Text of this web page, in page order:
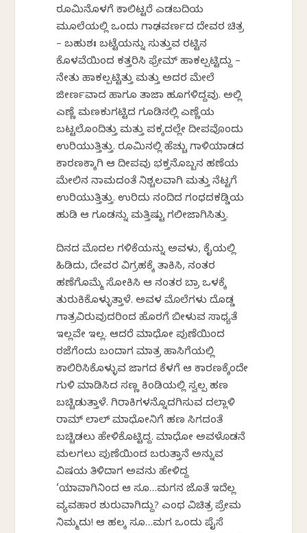
ರೂಮಿನೊಳಗೆ ಕಾಲಿಟ್ಟರೆ ಎಡಬದಿಯ
ಮೂಲೆಯಲ್ಲಿ ಒಂದು ಗಾಢವರ್ಣದ ದೇವರ ಚಿತ್ರ
– ಬಹುಶಃ ಬಟ್ಟೆಯನ್ನು ಸುತ್ತುವ ರಟ್ಟಿನ
ಕೊಳವೆಯಿಂದ ಕತ್ತರಿಸಿ ಫ್ರೇಮ್ ಹಾಕಲ್ಪಟ್ಟಿದ್ದು –
ನೇತು ಹಾಕಲ್ಪಟ್ಟಿತ್ತು ಮತ್ತು ಅದರ ಮೇಲೆ
ಜೀರ್ಣವಾದ ಹಾಗೂ ತಾಜಾ ಹೂಗಳಿದ್ದವು. ಅಲ್ಲಿ
ಎಣ್ಣೆ ಮಣಕುಗಟ್ಟಿದ ಗೂಡಿನಲ್ಲಿ ಎಣ್ಣೆಯ
ಬಟ್ಟಲೊಂದಿತ್ತು ಮತ್ತು ಪಕ್ಕದಲ್ಲೇ ದೀಪವೊಂದು
ಉರಿಯುತ್ತಿತ್ತು. ರೂಮಿನಲ್ಲಿ ಹೆಚ್ಚು ಗಾಳಿಯಾಡದ
ಕಾರಣಕ್ಕಾಗಿ ಆ ದೀಪವು ಭಕ್ತನೊಬ್ಬನ ಹಣೆಯ
ಮೇಲಿನ ನಾಮದಂತೆ ನಿಶ್ಚಲವಾಗಿ ಮತ್ತು ನೆಟ್ಟಗೆ
ಉರಿಯುತ್ತಿತ್ತು. ಉರಿದು ನಂದಿದ ಗಂಧದಕಡ್ಡಿಯ
ಹುಡಿ ಆ ಗೂಡನ್ನು ಮತ್ತಿಷ್ಟು ಗಲೀಜಾಗಿಸಿತ್ತು.
ದಿನದ ಮೊದಲ ಗಳಿಕೆಯನ್ನು ಅವಳು, ಕೈಯಲ್ಲಿ
ಹಿಡಿದು, ದೇವರ ವಿಗ್ರಹಕ್ಕೆ ತಾಕಿಸಿ, ನಂತರ
ಹಣೆಗೊಮ್ಮೆ ಸೋಕಿಸಿ ಆ ನಂತರ ಬ್ರಾ ಒಳಕ್ಕೆ
ತುರುಕಿಕೊಳ್ಳುತ್ತಾಳೆ. ಅವಳ ಮೊಲೆಗಳು ದೊಡ್ಡ
ಗಾತ್ರವಿರುವುದರಿಂದ ಹೊರಗೆ ಬೀಳುವ ಸಾಧ್ಯತೆ
ಇಲ್ಲವೇ ಇಲ್ಲ. ಆದರೆ ಮಾಧೋ ಪುಣೆಯಿಂದ
ರಜೆಗೆಂದು ಬಂದಾಗ ಮಾತ್ರ ಹಾಸಿಗೆಯಲ್ಲಿ
ಕಾಲಿರಿಸಿಕೊಳ್ಳುವ ಜಾಗದ ಕೆಳಗೆ ಆ ಕಾರಣಕ್ಕೆಂದೇ
ಗುಳಿ ಮಾಡಿಸಿದ ಸಣ್ಣ ಕಿಂಡಿಯಲ್ಲಿ ಸ್ವಲ್ಪ ಹಣ
ಬಚ್ಚಿಡುತ್ತಾಳೆ. ಗಿರಾಕಿಗಳನ್ನೊದಗಿಸುವ ದಲ್ಲಾಳಿ
ರಾಮ್ ಲಾಲ್ ಮಾಧೋನಿಗೆ ಹಣ ಸಿಗದಂತೆ
ಬಚ್ಚಿಡಲು ಹೇಳಿಕೊಟ್ಟಿದ್ದ. ಮಾಧೋ ಅವಳೊಡನೆ
ಮಲಗಲು ಪುಣೆಯಿಂದ ಬರುತ್ತಾನೆ ಅನ್ನುವ
ವಿಷಯ ತಿಳಿದಾಗ ಅವನು ಹೇಳಿದ್ದ
‘ಯಾವಾಗಿನಿಂದ ಆ ಸೂ…ಮಗನ ಜೊತೆ ಇದೆಲ್ಲ
ವ್ಯವಹಾರ ಶುರುವಾಗಿದ್ದು? ಎಂಥ ವಿಚಿತ್ರ ಪ್ರೇಮ
ನಿಮ್ಮದು! ಆ ಹಲ್ಕ ಸೂ…ಮಗ ಒಂದು ಪೈಸೆ